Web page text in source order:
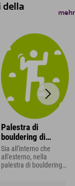
della
mehr
Palestra di
bouldering di
Garmisch
Sia all'interno che
all'esterno, nella
palestra di bouldering